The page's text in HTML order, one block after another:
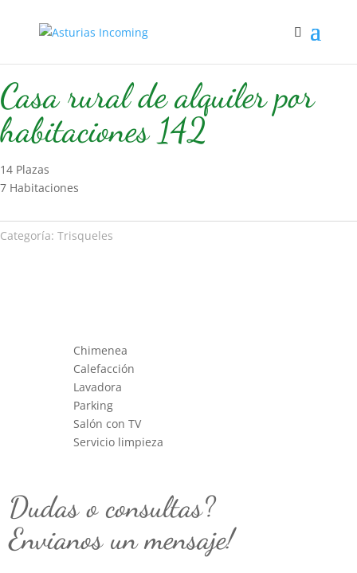
habitaciones 142
Casa rural de alquiler por
habitaciones 142
14 Plazas
7 Habitaciones
Categoría: Trisqueles
Chimenea
Calefacción
Lavadora
Parking
Salón con TV
Servicio limpieza
Dudas o consultas?
Envianos un mensaje!